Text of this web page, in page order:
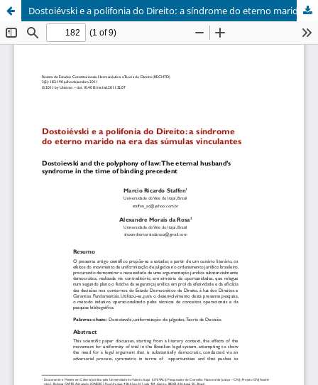
Dostoiévski e a polifonia do Direito: a síndrome do eterno marido na era das súmulas vinculantes